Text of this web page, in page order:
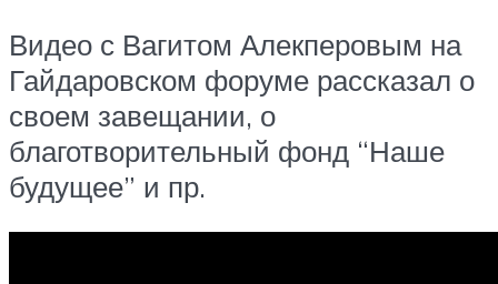
Видео с Вагитом Алекперовым на
Гайдаровском форуме рассказал о
своем завещании, о
благотворительный фонд “Наше
будущее” и пр.